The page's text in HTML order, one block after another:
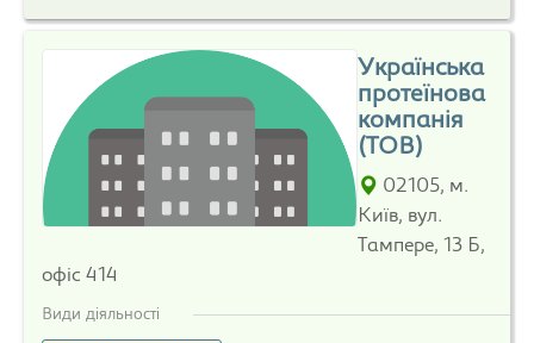
Українська
протеїнова
компанія
(ТОВ)
02105, м.
Київ, вул.
Тампере, 13 Б,
офіс 414
Види діяльності